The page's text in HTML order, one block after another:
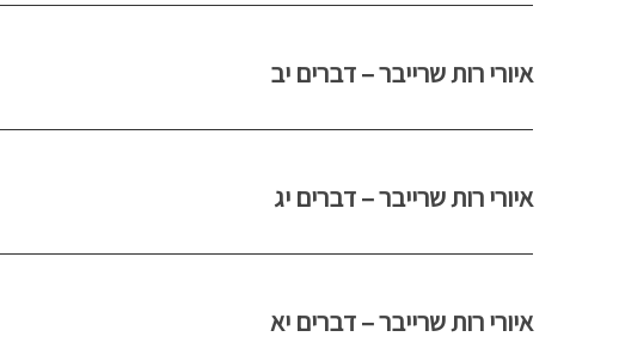
איורי רות שרייבר – דברים יב
איורי רות שרייבר – דברים יג
איורי רות שרייבר – דברים יא